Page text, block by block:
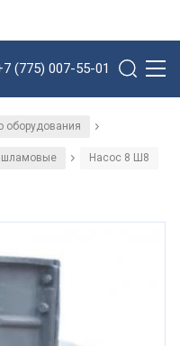
(775) 007-55-01
оборудования /
/ Насос 8 Ш8